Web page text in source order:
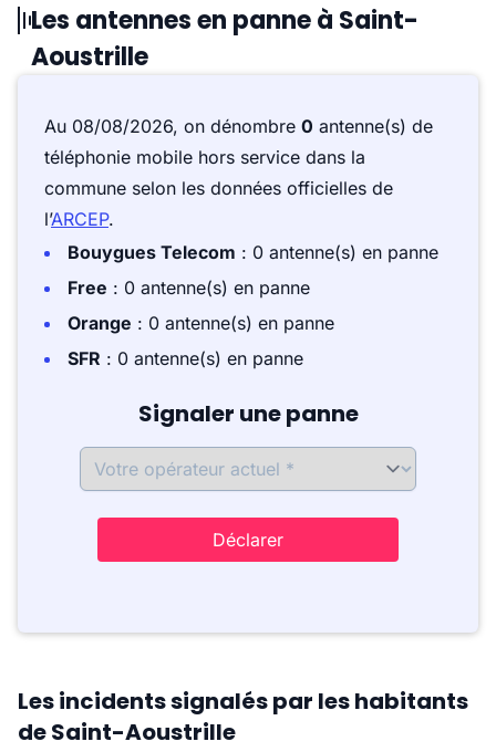
Les antennes en panne à Saint-
Aoustrille
Au 08/08/2026, on dénombre 0 antenne(s) de
téléphonie mobile hors service dans la
commune selon les données officielles de
l’ARCEP.
Bouygues Telecom : 0 antenne(s) en panne
Free : 0 antenne(s) en panne
Orange : 0 antenne(s) en panne
SFR : 0 antenne(s) en panne
Signaler une panne
Déclarer
Les incidents signalés par les habitants
de Saint-Aoustrille